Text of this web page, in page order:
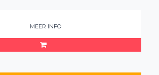
MEER INFO